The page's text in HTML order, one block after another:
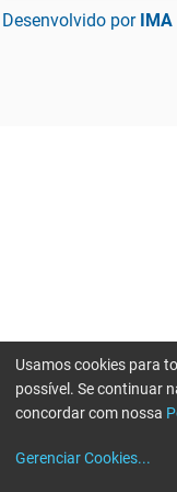
Desenvolvido por IMA
Usamos cookies para
possível. Se continuar
concordar com nossa
Gerenciar Cookies...
Erro ao enviar